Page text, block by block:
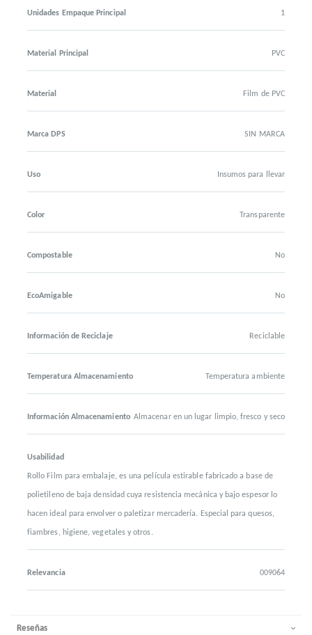
Unidades Empaque Principal 1
Material Principal PVC
Material Film de PVC
Marca DPS SIN MARCA
Uso Insumos para llevar
Color Transparente
Compostable No
EcoAmigable No
Información de Reciclaje Reciclable
Temperatura Almacenamiento Temperatura ambiente
Información Almacenamiento Almacenar en un lugar limpio, fresco y seco
Usabilidad
Rollo Film para embalaje, es una película estirable fabricado a base de
polietileno de baja densidad cuya resistencia mecánica y bajo espesor lo
hacen ideal para envolver o paletizar mercadería. Especial para quesos,
fiambres, higiene, vegetales y otros.
Relevancia 009064
Reseñas